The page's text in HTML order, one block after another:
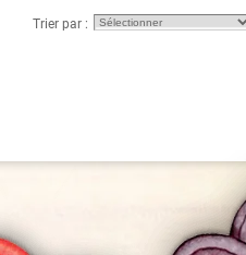
Trier par :